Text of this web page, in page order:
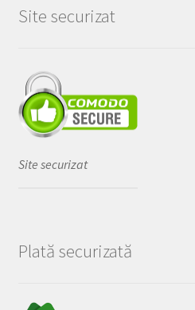
Site securizat
Site securizat
Plată securizată